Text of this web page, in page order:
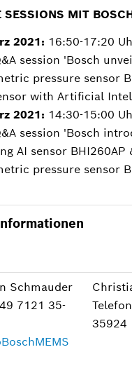
SESSIONS MIT
2021: 16:50-17:20
session 'Bosch
pressure sensor
with Artificial
2021: 14:30-15:00
session 'Bosch
AI sensor
pressure sensor
Schmauder
7121 35-
35924